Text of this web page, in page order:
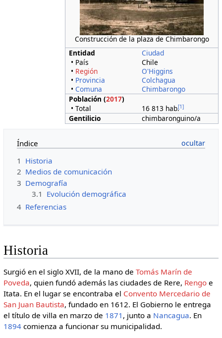
Construcción de la plaza de Chimbarongo
Entidad
Ciudad
• País
Chile
• Región
O'Higgins
• Provincia
Colchagua
•Comuna
Chimbarongo
Población (2017)
• Total
16 813 hab.[1]
Gentilicio chimbaronguino/a
Índice
1 Historia
2 Medios de comunicación
3 Demografía
3.1 Evolución demográfica
4 Referencias
Historia
Surgió en el siglo XVII, de la mano de Tomás Marín de
Poveda, quien fundó además las ciudades de Rere, Rengoe
Itata. En el lugar se encontraba el Convento Mercedario de
San Juan Bautista, fundado en 1612. El Gobierno le entrega
el título de villa en marzo de 1871 , junto a Nancagua. En
1894comienza a funcionar su municipalidad.